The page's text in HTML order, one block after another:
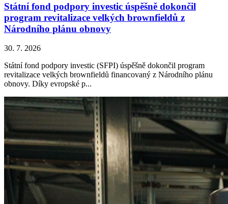
Státní fond podpory investic úspěšně dokončil
program revitalizace velkých brownfieldů z
Národního plánu obnovy
30. 7. 2026
Státní fond podpory investic (SFPI) úspěšně dokončil program
revitalizace velkých brownfieldů financovaný z Národního plánu
obnovy. Díky evropské p...